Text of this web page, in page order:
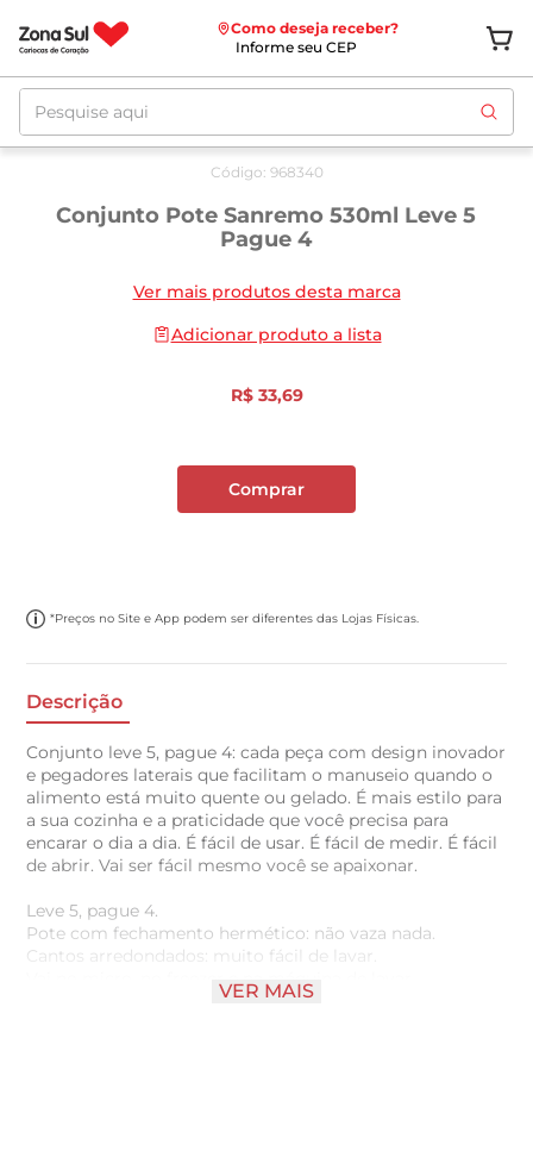
Como deseja receber?
Informe seu CEP
Pesquise aqui
Código: 968340
Conjunto Pote Sanremo 530ml Leve 5
Pague 4
Ver mais produtos desta marca
Adicionar produto a lista
R$ 33,69
Comprar
*Preços no Site e App podem ser diferentes das Lojas Físicas.
Descrição
Conjunto leve 5, pague 4: cada peça com design inovador
e pegadores laterais que facilitam o manuseio quando o
alimento está muito quente ou gelado. É mais estilo para
a sua cozinha e a praticidade que você precisa para
encarar o dia a dia. É fácil de usar. É fácil de medir. É fácil
de abrir. Vai ser fácil mesmo você se apaixonar.
Leve 5, pague 4.
Pote com fechamento hermético: não vaza nada.
Cantos arredondados: muito fácil de lavar.
Vai no micro, no freezer e na máquina de lavar.
Tampa com saliências que facilitam o manuseio.
VER MAIS